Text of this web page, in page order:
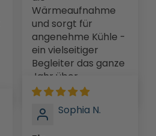
Wärmeaufnahme
und sorgt für
angenehme Kühle -
ein vielseitiger
Begleiter das ganze
Jahr über.
Sophia N.